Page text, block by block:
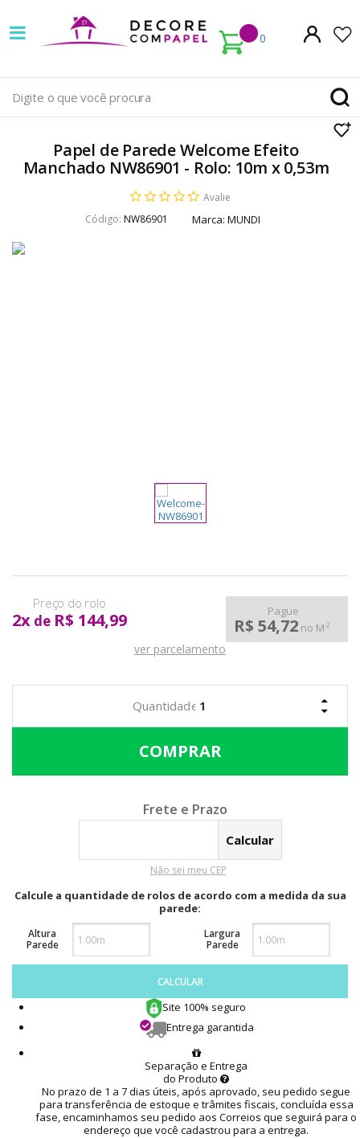
0
Decore
com
papel
é
pioneira
em
venda
Papel de Parede Welcome Efeito
Manchado NW86901 - Rolo: 10m x 0,53m
Avalie
Código: NW86901 Marca: MUNDI
2x de R$ 144,99 Pague
R$ 54,72 no M2
ver parcelamento
Calcular o Frete
Não sei meu CEP
Calcule a quantidade de rolos de acordo com a medida da sua
parede:
Altura
Parede
Largura
Parede
CALCULAR
Site 100% seguro
Entrega garantida
Separação e Entrega
do Produto
No prazo de 1 a 7 dias úteis, após aprovado, seu pedido segue
para transferência de estoque e trâmites fiscais, concluída essa
fase, encaminhamos seu pedido aos Correios que seguirá para o
endereço que você cadastrou para a entrega.